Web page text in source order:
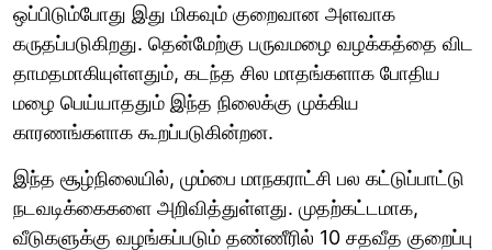
ஒப்பிடும்போது இது மிகவும் குறைவான அளவாக
கருதப்படுகிறது. தென்மேற்கு பருவமழை வழக்கத்தை விட
தாமதமாகியுள்ளதும், கடந்த சில மாதங்களாக போதிய
மழை பெய்யாததும் இந்த நிலைக்கு முக்கிய
காரணங்களாக கூறப்படுகின்றன.
இந்த சூழ்நிலையில், மும்பை மாநகராட்சி பல கட்டுப்பாட்டு
நடவடிக்கைகளை அறிவித்துள்ளது. முதற்கட்டமாக,
வீடுகளுக்கு வழங்கப்படும் தண்ணீரில் 10 சதவீத குறைப்பு